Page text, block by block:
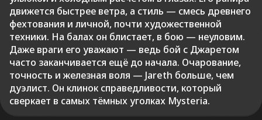
движется быстрее ветра, а стиль — смесь древнего
фехтования и личной, почти художественной
техники. На балах он блистает, в бою — неуловим.
Даже враги его уважают — ведь бой с Джаретом
часто заканчивается ещё до начала. Очарование,
точность и железная воля — Jareth больше, чем
дуэлист. Он клинок справедливости, который
сверкает в самых тёмных уголках Mysteria.